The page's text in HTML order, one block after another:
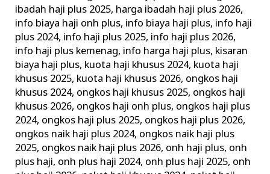
ibadah haji plus 2025, harga ibadah haji plus 2026,
info biaya haji onh plus, info biaya haji plus, info haji
plus 2024, info haji plus 2025, info haji plus 2026,
info haji plus kemenag, info harga haji plus, kisaran
biaya haji plus, kuota haji khusus 2024, kuota haji
khusus 2025, kuota haji khusus 2026, ongkos haji
khusus 2024, ongkos haji khusus 2025, ongkos haji
khusus 2026, ongkos haji onh plus, ongkos haji plus
2024, ongkos haji plus 2025, ongkos haji plus 2026,
ongkos naik haji plus 2024, ongkos naik haji plus
2025, ongkos naik haji plus 2026, onh haji plus, onh
plus haji, onh plus haji 2024, onh plus haji 2025, onh